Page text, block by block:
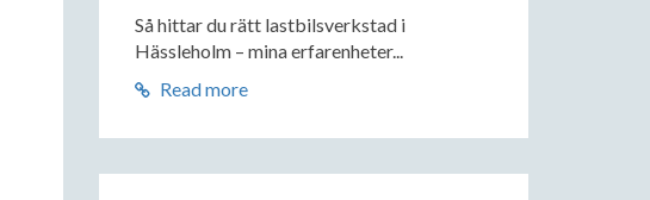
Så hittar du rätt lastbilsverkstad i
Hässleholm – mina erfarenheter...
Read more